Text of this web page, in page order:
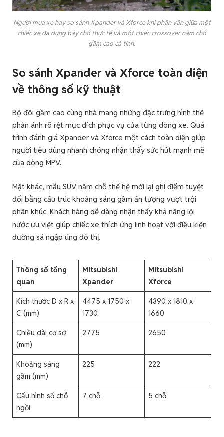
Người mua xe hay so sánh Xpander và Xforce khi phân vân giữa một
chiếc xe đa dụng bảy chỗ thực tế và một chiếc crossover năm chỗ
gầm cao cá tính.
So sánh Xpander và Xforce toàn diện
về thông số kỹ thuật
Bộ đôi gầm cao cùng nhà mang những đặc trưng hình thể
phản ánh rõ rệt mục đích phục vụ của từng dòng xe. Quá
trình đánh giá Xpander và Xforce một cách toàn diện giúp
người tiêu dùng nhanh chóng nhận thấy sức hút mạnh mẽ
của dòng MPV.
Mặt khác, mẫu SUV năm chỗ thế hệ mới lại ghi điểm tuyệt
đối bằng cấu trúc khoảng sáng gầm ấn tượng vượt trội
phân khúc. Khách hàng dễ dàng nhận thấy khả năng lội
nước ưu việt giúp chiếc xe thích ứng linh hoạt với điều kiện
đường sá ngập úng đô thị.
Thông số tổng
quan
Mitsubishi
Xpander
Mitsubishi
Xforce
Kích thước D x R x
C (mm)
4475 x 1750 x
1730
4390 x 1810 x
1660
Chiều dài cơ sở
(mm)
2775 2650
Khoảng sáng
gầm (mm)
225 222
Cấu hình số chỗ
ngồi
7 chỗ 5 chỗ